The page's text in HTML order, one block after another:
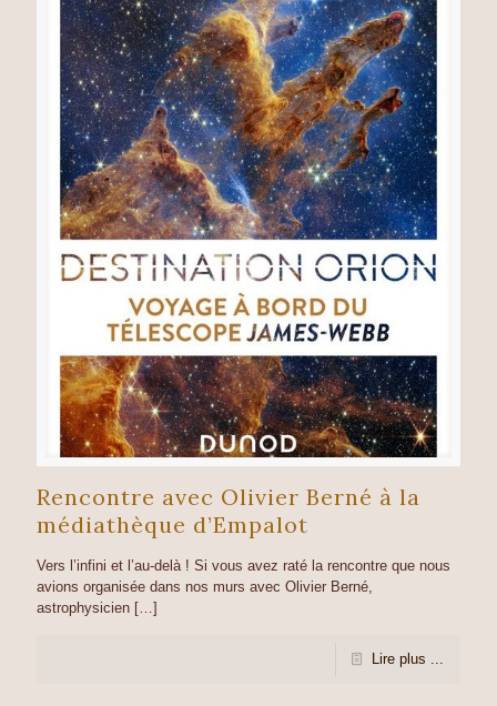
Rencontre avec Olivier Berné à la
médiathèque d’Empalot
Vers l’infini et l’au-delà ! Si vous avez raté la rencontre que nous
avions organisée dans nos murs avec Olivier Berné,
astrophysicien […]
Lire plus ...